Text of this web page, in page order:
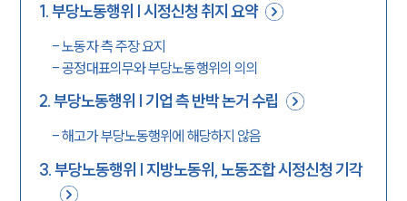
1.부당노동행위 | 시정신청 취지 요약
-노동자 측 주장 요지
-공정대표의무와 부당노동행위의 의의
2.부당노동행위 | 기업 측 반박 논거 수립
-해고가 부당노동행위에 해당하지 않음
3.부당노동행위 | 지방노동위, 노동조합 시정신청 기각